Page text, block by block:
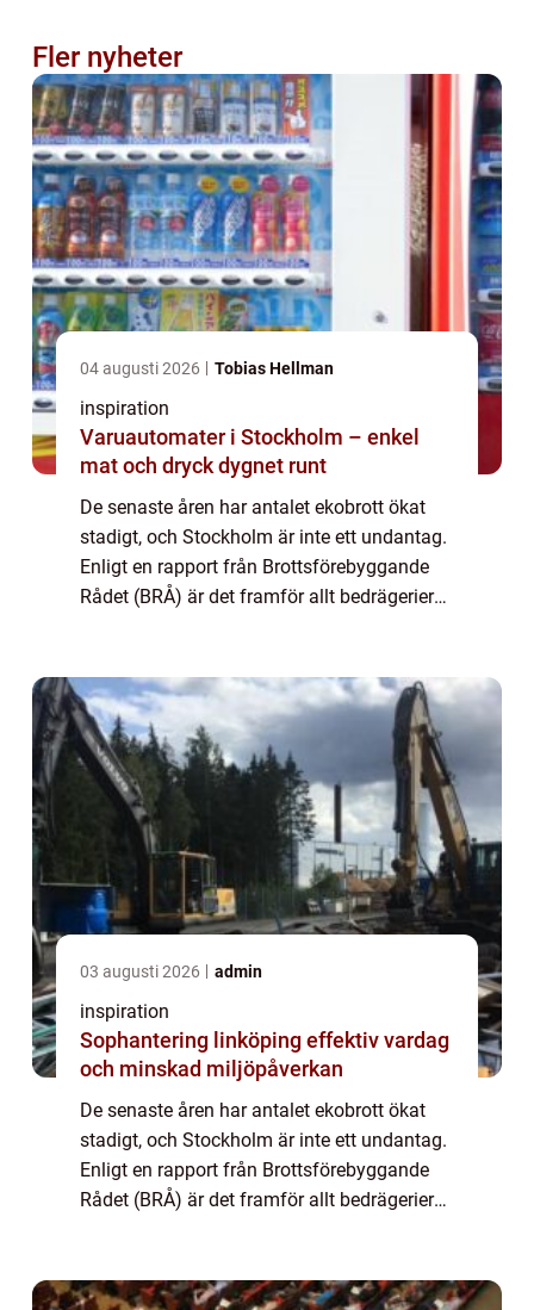
Fler nyheter
04 augusti 2026 Tobias Hellman
inspiration
Varuautomater i Stockholm – enkel
mat och dryck dygnet runt
De senaste åren har antalet ekobrott ökat
stadigt, och Stockholm är inte ett undantag.
Enligt en rapport från Brottsförebyggande
Rådet (BRÅ) är det framför allt bedrägerier
03 augusti 2026 admin
inspiration
Sophantering linköping effektiv vardag
och minskad miljöpåverkan
De senaste åren har antalet ekobrott ökat
stadigt, och Stockholm är inte ett undantag.
Enligt en rapport från Brottsförebyggande
Rådet (BRÅ) är det framför allt bedrägerier